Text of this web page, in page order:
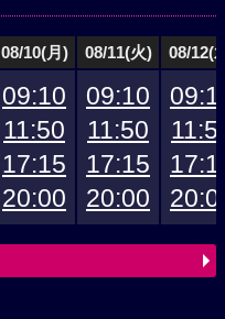
08/10(月) 08/11(火) 08/12(
09:10
11:50
17:15
20:00
09:10
11:50
17:15
20:00